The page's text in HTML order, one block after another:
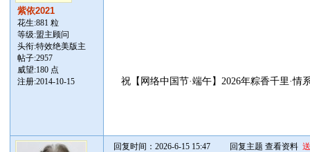
紫依2021
花生:881 粒
等级:盟主顾问
头衔:特效绝美版主
帖子:2957
威望:180 点
注册:2014-10-15
祝【网络中国节·端午】2026年粽香千里·
回复时间：2026-6-15 15:47 回复主题 查看资料